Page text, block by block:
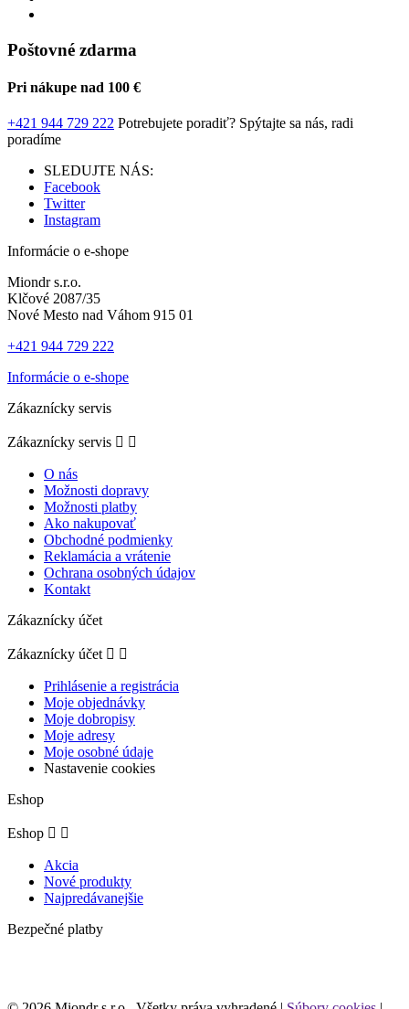
Poštovné zdarma
Pri nákupe nad 100 €
+421 944 729 222 Potrebujete poradiť? Spýtajte sa nás, radi
poradíme
SLEDUJTE NÁS:
Facebook
Twitter
Instagram
Informácie o e-shope
Miondr s.r.o.
Klčové 2087/35
Nové Mesto nad Váhom 915 01
+421 944 729 222
Informácie o e-shope
Zákaznícky servis
Zákaznícky servis  
O nás
Možnosti dopravy
Možnosti platby
Ako nakupovať
Obchodné podmienky
Reklamácia a vrátenie
Ochrana osobných údajov
Kontakt
Zákaznícky účet
Zákaznícky účet  
Prihlásenie a registrácia
Moje objednávky
Moje dobropisy
Moje adresy
Moje osobné údaje
Nastavenie cookies
Eshop
Eshop  
Akcia
Nové produkty
Najpredávanejšie
Bezpečné platby